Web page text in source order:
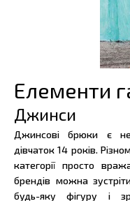
Елементи
Джинси
Джинсові брюки є
дівчаток 14 років.
категорії просто
брендів можна
будь-яку фігуру і